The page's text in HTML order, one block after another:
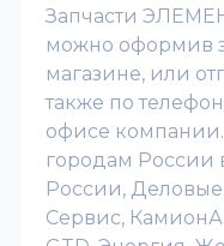
Запчасти
можно оформив
магазине, или
также по
офисе
городам России
России,
Сервис,